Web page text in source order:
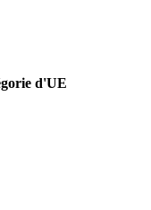
d'UE